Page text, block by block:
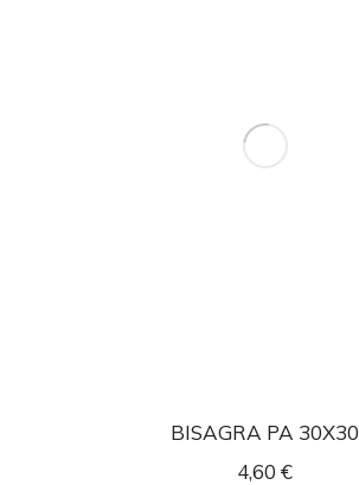
BISAGRA PA 30X30
4,60 €